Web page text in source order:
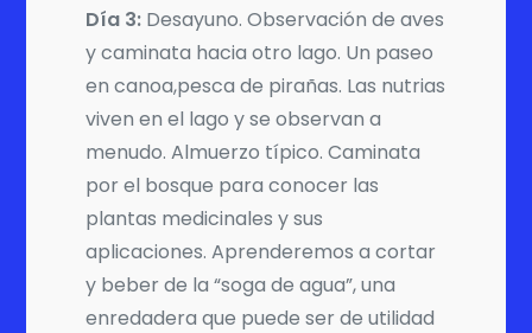
Día 3: Desayuno. Observación de aves
y caminata hacia otro lago. Un paseo
en canoa,pesca de pirañas. Las nutrias
viven en el lago y se observan a
menudo. Almuerzo típico. Caminata
por el bosque para conocer las
plantas medicinales y sus
aplicaciones. Aprenderemos a cortar
y beber de la “soga de agua”, una
enredadera que puede ser de utilidad